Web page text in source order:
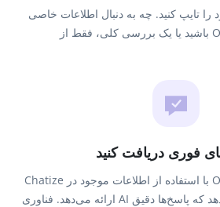
را تایپ کنید. چه به دنبال اطلاعات خاصی
فوری دریافت کنید
Chatize با استفاده از اطلاعات موجود در ODS شما پاسخ‌های فوری
ارائه می‌دهد. فناوری AI پیشرفته ما اطمینان می‌دهد که پاسخ‌ها دقیق